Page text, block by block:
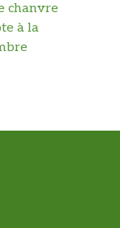
chanvre
à la